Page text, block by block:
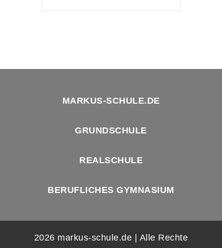
MARKUS-SCHULE.DE
GRUNDSCHULE
REALSCHULE
BERUFLICHES GYMNASIUM
2026 markus-schule.de | Alle Rechte